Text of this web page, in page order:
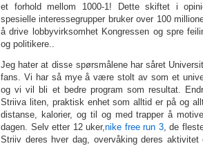
et forhold mellom 1000-1! Dette skiftet i
spesielle interessegrupper bruker over 100
å drive lobbyvirksomhet Kongressen og spre
og politikere..
Jeg hater at disse spørsmålene har såret
fans. Vi har så mye å være stolt av som et
og vi vil bli et bedre program som resultat.
Striiva liten, praktisk enhet som alltid er på og
distanse, kalorier, og til og med trapper å
dagen. Selv etter 12 uker,nike free run 3, de
Striiv deres hver dag, overvåking deres